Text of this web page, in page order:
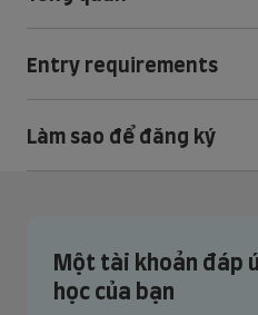
Entry requirements
Làm sao để đăng ký
Một tài khoản đáp
học của bạn